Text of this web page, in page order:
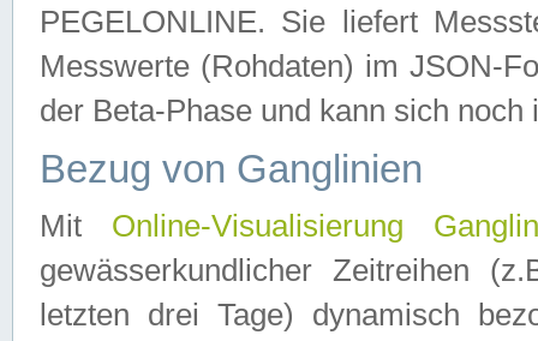
PEGELONLINE. Sie liefert
Messwerte (Rohdaten) im JSON-
der Beta-Phase und kann sich noch
Bezug von Ganglinien
Mit Online-Visualisierung
gewässerkundlicher Zeitreihen
letzten drei Tage) dynamisch